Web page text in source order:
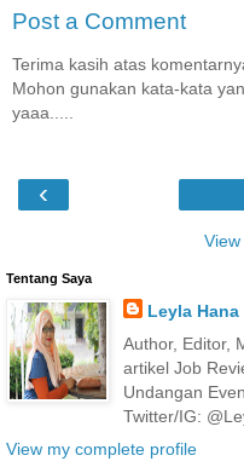
Post a Comment
Terima kasih atas
Mohon gunakan kata-kata
yaaa.....
‹
Tentang Saya
Leyla Hana
Author, Editor,
artikel Job
Undangan
Twitter/IG:
View my complete profile